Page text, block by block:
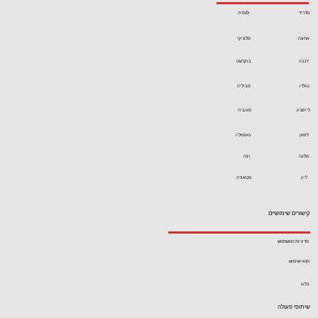
קישורים שימושיים
תנאי שימוש
מדיניות המשתמש
בלוג
שיתופי פעולה
סביליה
ולנסיה מדריד
סלוניקי אתונה
טולדו
בוקרשט
נאפפליו
ז'נבה
לוזאן
סגוביה
מלגה
לייפציג
מטאורה
וינה
ליון